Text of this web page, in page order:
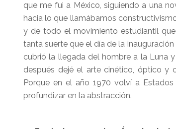
que me fui a México, siguiendo a una
hacia lo que llamábamos
y de todo el movimiento estudiantil
tanta suerte que el día de la
cubrió la llegada del hombre a la Luna
después dejé el arte cinético, óptico y
Porque en el año 1970 volví a
profundizar en la abstracción.